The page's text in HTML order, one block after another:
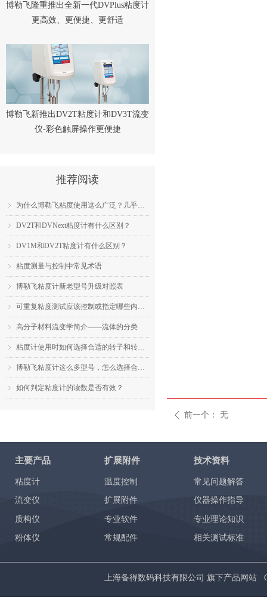
ꄴ 前一个： 无
ꁇ 为什么博勒飞粘度使用这么广泛？几乎成为了行业标准？
ꁇ DV2T和DVNext粘度计有什么区别？
ꁇ DV1M和DV2T粘度计有什么区别？
ꁇ 粘度测量与控制中常见术语
ꁇ 博勒飞粘度计新老型号升级对照表
ꁇ 可重复粘度测试应该控制或指定哪些内容？
ꁇ 高分子材料流变学简介——流体的分类
ꁇ 粘度计使用时如何选择合适的转子和转速？
ꁇ 博勒飞粘度计这么多型号，怎么选择合适的机型？
ꁇ 如何判定粘度计的读数是否有效？
推荐阅读
博勒飞隆重推出全新一代DVPlus粘度计
更高效、更便捷、更舒适
博勒飞新推出DV2T粘度计和DV3T流变
仪-彩色触屏操作更便捷
上海备得数码科技有限公司 旗下产品网站
常见问题解答
仪器操作指导
专业理论知识
相关测试标准
主要产品 技术资料
扩展附件
粘度计
流变仪
质构仪
粉体仪
温度控制
扩展附件
专业软件
常规配件